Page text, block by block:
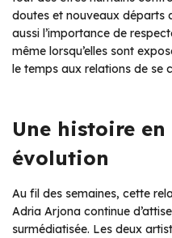
doutes et nouveaux départs
aussi l’importance de
même lorsqu’elles sont
le temps aux relations de se
Une histoire
évolution
Au fil des semaines, cette
Adria Arjona continue
surmédiatisée. Les deux